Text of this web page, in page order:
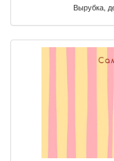
Вырубка,